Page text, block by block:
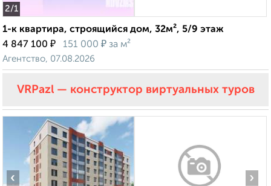
2/1
1-к квартира, строящийся дом, 32м², 5/9 этаж
4 847 100 ₽ 151 000 ₽ за м²
Агентство, 07.08.2026
VRPazl — конструктор виртуальных туров
‹ ›